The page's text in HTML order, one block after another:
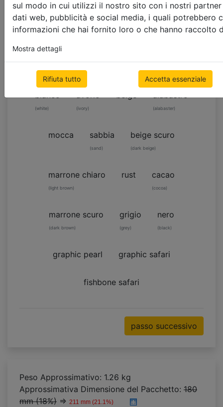
sul modo in cui utilizzi il nostro sito con i nostri
dati web, pubblicità e social media, i quali potrebbero
informazioni che hai fornito loro o che hanno raccolto
Mostra dettagli
Rifiuta tutto Accetta essenziale
Colore del Nastro
COLORE DEL NASTRO 25 MM
bianco
(white)
avorio
(ivory)
beige alabastro
(alabaster)
mocca sabbia
(sand)
beige scuro
(dark beige)
marrone chiaro
(light brown)
rust cacao
(cocoa)
marrone scuro
(dark brown)
grigio
(grey)
nero
(black)
graphic pearl graphic safari
fishbone safari
passo successivo
Peso Approssimativo: 1.26 kg
Approssimativa Dimensione del Pacchetto: 180
mm (18%) ⇒ 211 mm (21.1%)